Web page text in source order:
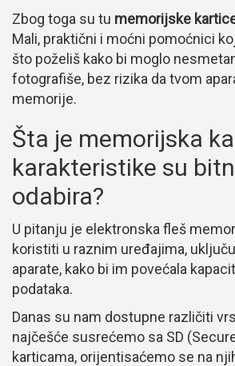
Zbog toga su tu memorijske
Mali, praktični i moćni pomoćnici
što poželiš kako bi moglo
fotografiše, bez rizika da tvom
memorije.
Šta je memorijska
karakteristike su
odabira?
U pitanju je elektronska fleš
koristiti u raznim uređajima,
aparate, kako bi im povećala
podataka.
Danas su nam dostupne različiti
najčešće susrećemo sa SD
karticama, orijentisaćemo se na